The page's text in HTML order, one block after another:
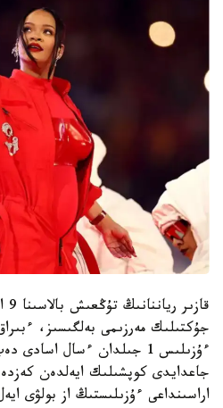
جۇكتىلىك مەرزىمى بەلگىسىز،
ءۇزىلىس 1 جىلدان ءسال
جاعدايدى كوپشىلىك ايەلدەن
اراسىنداعى ءۇزىلىستىڭ از بولۋى